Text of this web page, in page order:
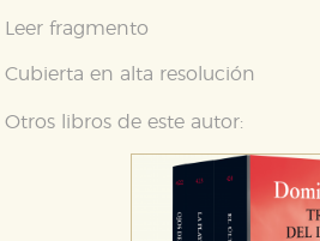
Leer fragmento
Cubierta en alta resolución
Otros libros de este autor: